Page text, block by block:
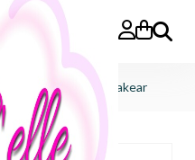
Zoeken
S34 UV Gel Polish Makear